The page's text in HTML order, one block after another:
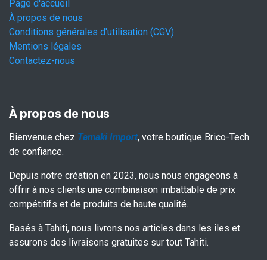
Page d'accueil
À propos de nous
Conditions générales d'utilisation (CGV).
Mentions légales
Contactez-nous
À propos de nous
Bienvenue chez Tamaki Import, votre boutique Brico-Tech
de confiance.
Depuis notre création en 2023, nous nous engageons à
offrir à nos clients une combinaison imbattable de prix
compétitifs et de produits de haute qualité.
Basés à Tahiti, nous livrons nos articles dans les îles et
assurons des livraisons gratuites sur tout Tahiti.